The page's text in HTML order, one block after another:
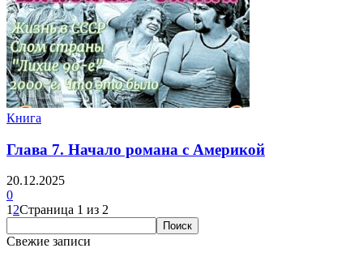
Книга
Глава 7. Начало романа с Америкой
20.12.2025
0
1 2Страница 1 из 2
Свежие записи